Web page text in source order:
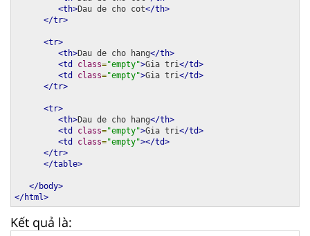
<th>Dau de cho cot</th>
</tr>
<tr>
<th>Dau de cho hang</th>
<td
class="empty">Gia tri</td>
<td
class="empty">Gia tri</td>
</tr>
<tr>
<th>Dau de cho hang</th>
<td
class="empty">Gia tri</td>
<td
class="empty"></td>
</tr>
</table>
</body>
</html>
Kết quả là: